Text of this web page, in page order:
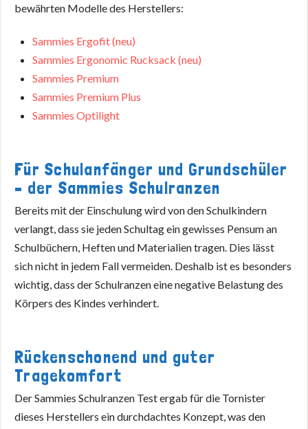
bewährten Modelle des Herstellers:
Sammies Ergofit (neu)
Sammies Ergonomic Rucksack (neu)
Sammies Premium
Sammies Premium Plus
Sammies Optilight
Für Schulanfänger und Grundschüler
– der Sammies Schulranzen
Bereits mit der Einschulung wird von den Schulkindern
verlangt, dass sie jeden Schultag ein gewisses Pensum an
Schulbüchern, Heften und Materialien tragen. Dies lässt
sich nicht in jedem Fall vermeiden. Deshalb ist es besonders
wichtig, dass der Schulranzen eine negative Belastung des
Körpers des Kindes verhindert.
Rückenschonend und guter
Tragekomfort
Der Sammies Schulranzen Test ergab für die Tornister
dieses Herstellers ein durchdachtes Konzept, was den